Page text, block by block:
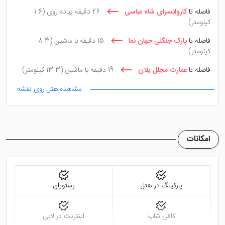
هتل مرمر کرج
اقامت کردید، دغدغه ای از جهت صرف
غذا در وعده های مختلف شبانه روز نخواهید داشت. چرا که
این هتل دارای یک رستوران در طبقه منهای یک خود است
فاصله تا کاروانسرای شاه عباسی 26 دقیقه پیاده روی
(1.6
کیلومتر)
فاصله تا پارک جنگلی جهان نما 15 دقیقه با ماشین
(8.3
کیلومتر)
فاصله تا عمارت مجلل یلان 19 دقیقه با ماشین
(13.3 کیلومتر)
مشاهده هتل روی نقشه
امکانات
پارکینگ در هتل رستوران
کافی شاپ اینترنت در لابی